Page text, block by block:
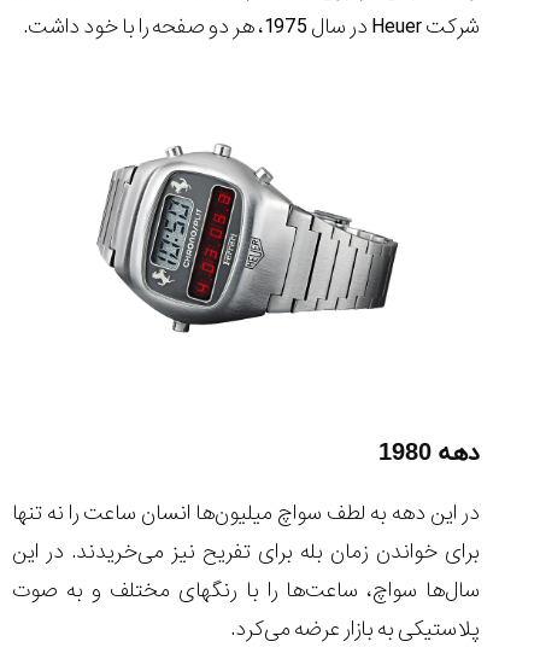
شرکت Heuer در سال 1975، هر دو صفحه را با خود داشت.
دهه 1980
در این دهه به لطف سواچ میلیون‌ها انسان ساعت را نه تنها
برای خواندن زمان بله برای تفریح نیز می‌خریدند. در این
سال‌ها سواچ، ساعت‌ها را با رنگ‎های مختلف و به صوت
پلاستیکی به بازار عرضه می‌کرد.